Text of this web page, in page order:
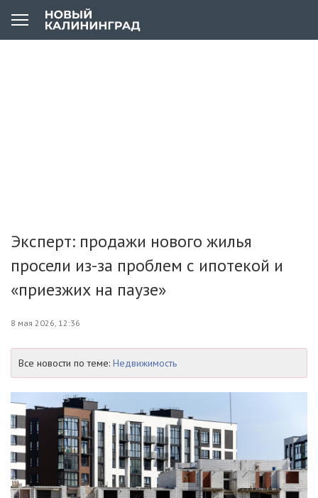
Эксперт: продажи нового жилья
просели из-за проблем с ипотекой и
«приезжих на паузе»
8 мая 2026, 12:36
Все новости по теме: Недвижимость